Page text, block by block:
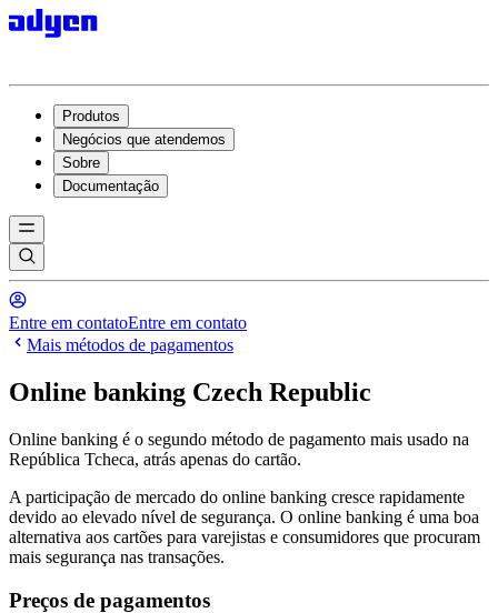
Produtos
Negócios que atendemos
Sobre
Documentação
Entre em contatoEntre em contato
Mais métodos de pagamentos
Online banking Czech Republic
Online banking é o segundo método de pagamento mais usado na
República Tcheca, atrás apenas do cartão.
A participação de mercado do online banking cresce rapidamente
devido ao elevado nível de segurança. O online banking é uma boa
alternativa aos cartões para varejistas e consumidores que procuram
Preços de pagamentos